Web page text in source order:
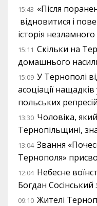
15:43 «Після
відновитися і
історія
15:11 Скільки на
домашнього
15:09 У Тернополі
асоціації
польських репресій
13:30 Чоловіка,
Тернопільщині,
13:04 Звання
Тернополя»
12:04 Небесне
Богдан
09:10 Жителі